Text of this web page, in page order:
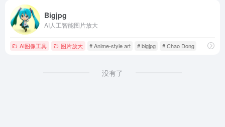
Bigjpg
AI人工智能图片放大
AI图像工具 图片放大 # Anime-style art # bigjpg # Chao Dong
没有了